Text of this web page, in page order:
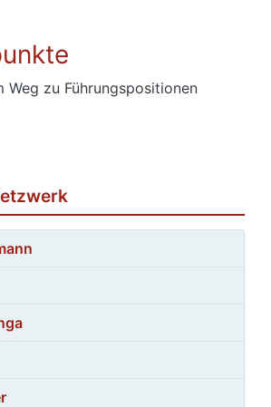
Weg zu Führungspositionen